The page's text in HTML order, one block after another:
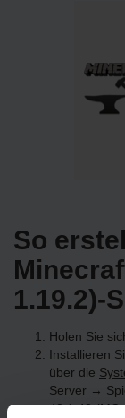
So
1.19.2)-
Holen Sie
Installieren
über die
Server →
43.1.43 (MC